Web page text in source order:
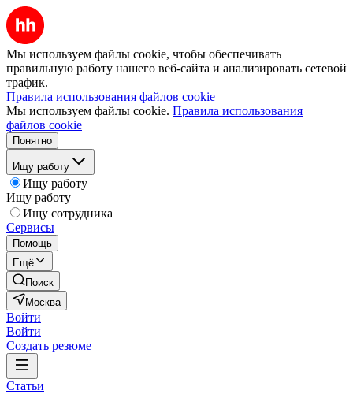
Мы используем файлы cookie, чтобы обеспечивать
правильную работу нашего веб-сайта и анализировать сетевой
трафик.
Правила использования файлов cookie
Мы используем файлы cookie. Правила использования
файлов cookie
Понятно
Ищу работу
Ищу работу
Ищу работу
Ищу сотрудника
Сервисы
Помощь
Ещё
Поиск
Москва
Войти
Войти
Создать резюме
Статьи